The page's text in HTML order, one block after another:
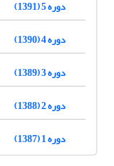
دوره 5 (1391)
دوره 4 (1390)
دوره 3 (1389)
دوره 2 (1388)
دوره 1 (1387)